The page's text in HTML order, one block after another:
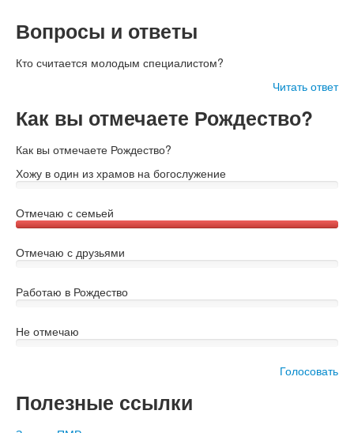
Вопросы и ответы
Кто считается молодым специалистом?
Читать ответ
Как вы отмечаете Рождество?
Как вы отмечаете Рождество?
Хожу в один из храмов на богослужение
Отмечаю с семьей
Отмечаю с друзьями
Работаю в Рождество
Не отмечаю
Голосовать
Полезные ссылки